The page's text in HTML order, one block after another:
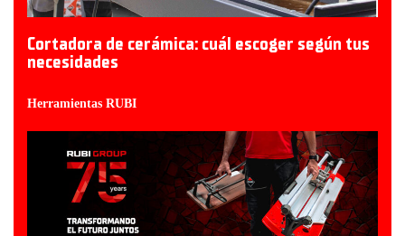
Cortadora de cerámica: cuál escoger según tus
necesidades
Herramientas RUBI